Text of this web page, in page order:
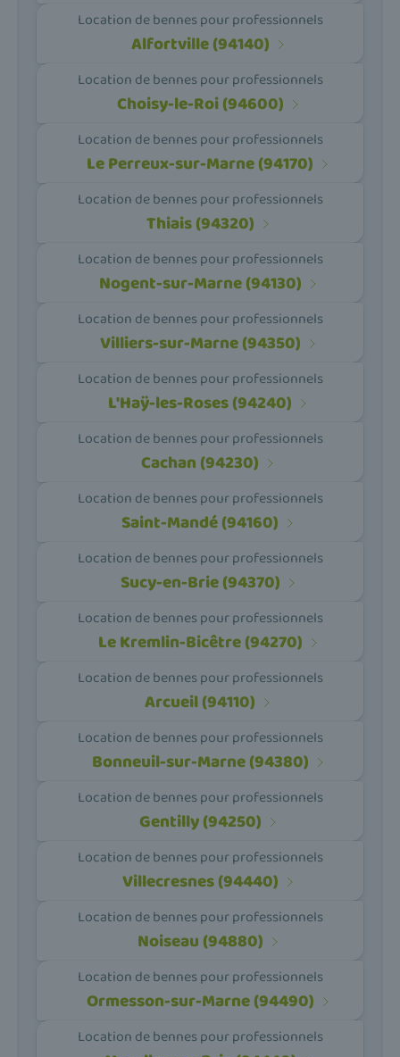
Location de bennes pour professionnels
Alfortville (94140)
Location de bennes pour professionnels
Choisy-le-Roi (94600)
Location de bennes pour professionnels
Le Perreux-sur-Marne (94170)
Location de bennes pour professionnels
Thiais (94320)
Location de bennes pour professionnels
Nogent-sur-Marne (94130)
Location de bennes pour professionnels
Villiers-sur-Marne (94350)
Location de bennes pour professionnels
L'Haÿ-les-Roses (94240)
Location de bennes pour professionnels
Cachan (94230)
Location de bennes pour professionnels
Saint-Mandé (94160)
Location de bennes pour professionnels
Sucy-en-Brie (94370)
Location de bennes pour professionnels
Le Kremlin-Bicêtre (94270)
Location de bennes pour professionnels
Arcueil (94110)
Location de bennes pour professionnels
Bonneuil-sur-Marne (94380)
Location de bennes pour professionnels
Gentilly (94250)
Location de bennes pour professionnels
Villecresnes (94440)
Location de bennes pour professionnels
Noiseau (94880)
Location de bennes pour professionnels
Ormesson-sur-Marne (94490)
Location de bennes pour professionnels